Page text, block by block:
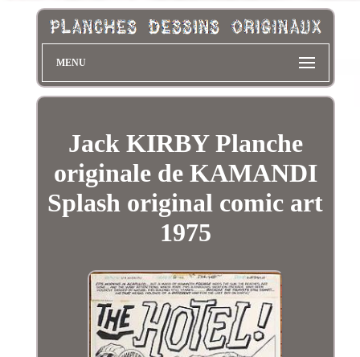
MENU
Jack KIRBY Planche
originale de KAMANDI
Splash original comic art
1975